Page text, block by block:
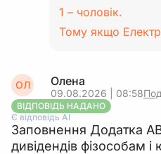
1 – чоловік.
Тому якщо
ОЛ Олена
09.08.2026 | 08:58
ВІДПОВІДЬ НАДАНО
Є відповідь АІ
Заповнення Додатка
дивідендів фізособам і